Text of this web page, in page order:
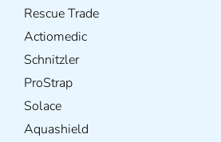
Rescue Trade
Actiomedic
Schnitzler
ProStrap
Solace
Aquashield